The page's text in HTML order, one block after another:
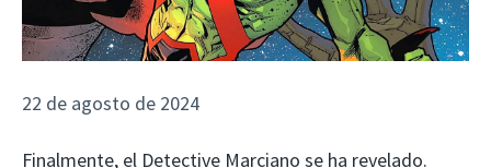
22 de agosto de 2024
Finalmente, el Detective Marciano se ha revelado.